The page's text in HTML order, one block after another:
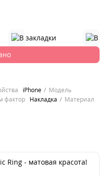
iPhone
Модель
фактор Накладка
Материал
Ring - матовая красота!